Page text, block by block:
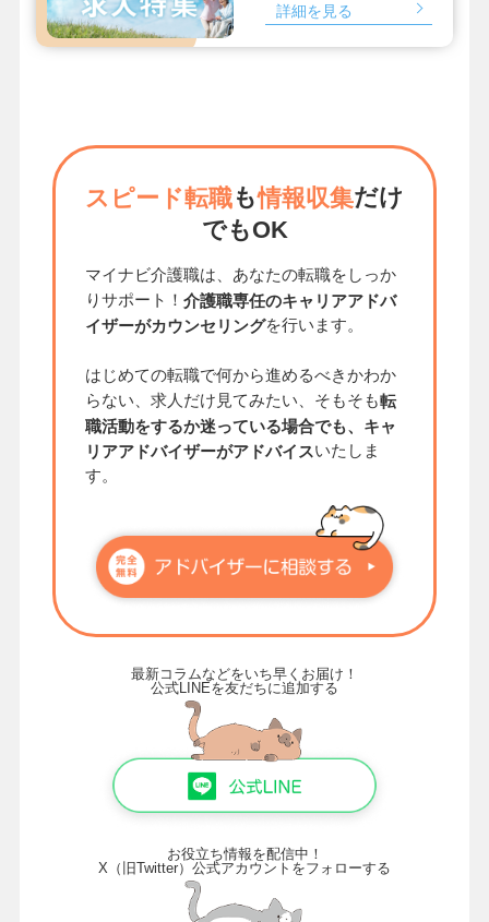
詳細を見る
スピード転職も情報収集だけ
でもOK
マイナビ介護職は、あなたの転職をしっか
りサポート！ 介護職専任のキャリアアドバ
イザーがカウンセリングを行います。
はじめての転職で何から進めるべきかわか
らない、求人だけ見てみたい、そもそも転
職活動をするか迷っている場合でも、キャ
リアアドバイザーがアドバイスいたしま
す。
最新コラムなどをいち早くお届け！
公式LINEを友だちに追加する
お役立ち情報を配信中！
X（旧Twitter）公式アカウントをフォローする